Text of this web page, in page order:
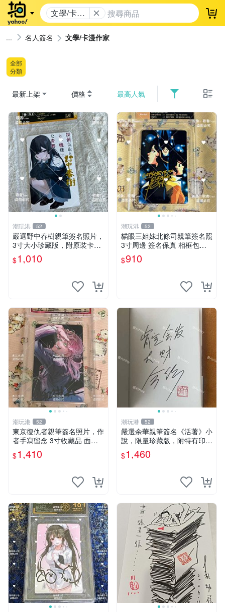
文學/卡漫
作家
登
名人簽名 文學/卡漫作家
全部
分類
最新上架 價格 最高人氣
潮玩港 52
嚴選野中春樹親筆簽名照片，
3寸大小珍藏版，附原裝卡
磚。青春探偵迷必收！ 青春
時代、探案主題 現場簽名照
$1,010
潮玩港 52
貓眼三姐妹北條司親筆簽名照
3寸周邊 簽名保真 相框包裝
貓眼三姐妹 北條司 周邊 貓眼
三姐妹 簽名照 包裝相框
$910
潮玩港 52
東京復仇者親筆簽名照片，作
者手寫留念 3寸收藏品 面簽
珍藏 東京裡ベンジャーズ 畫
家原創 約3x5.5cm 簽名版 國
$1,410
潮玩港 52
嚴選余華親筆簽名《活著》小
說，限量珍藏版，附特有印
章。 活著 小說 簽名書
$1,460